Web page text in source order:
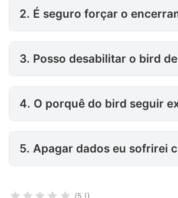
2. É seguro forçar o
3. Posso
3. Posso desabilitar o bird
4. O porquê do bird seguir exaurindo CPU consumos
4. O porquê do bird seguir
5. Apagar dados eu sofrirei caso eu vá desativar agora por completo meu iCloud Drive do Mac?
5. Apagar dados eu sofrirei
/5 ()